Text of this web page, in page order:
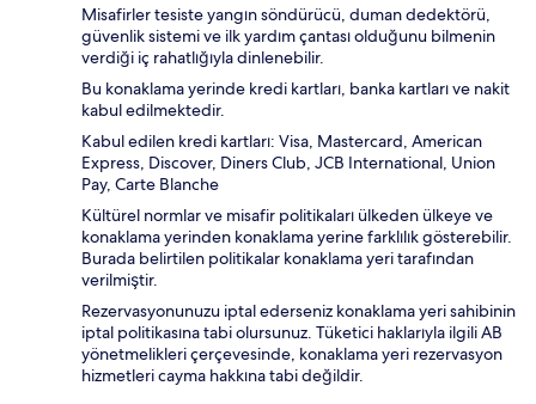
Misafirler tesiste yangın söndürücü, duman dedektörü,
güvenlik sistemi ve ilk yardım çantası olduğunu bilmenin
verdiği iç rahatlığıyla dinlenebilir.
Bu konaklama yerinde kredi kartları, banka kartları ve nakit
kabul edilmektedir.
Kabul edilen kredi kartları: Visa, Mastercard, American
Express, Discover, Diners Club, JCB International, Union
Pay, Carte Blanche
Kültürel normlar ve misafir politikaları ülkeden ülkeye ve
konaklama yerinden konaklama yerine farklılık gösterebilir.
Burada belirtilen politikalar konaklama yeri tarafından
verilmiştir.
Rezervasyonunuzu iptal ederseniz konaklama yeri sahibinin
iptal politikasına tabi olursunuz. Tüketici haklarıyla ilgili AB
yönetmelikleri çerçevesinde, konaklama yeri rezervasyon
hizmetleri cayma hakkına tabi değildir.